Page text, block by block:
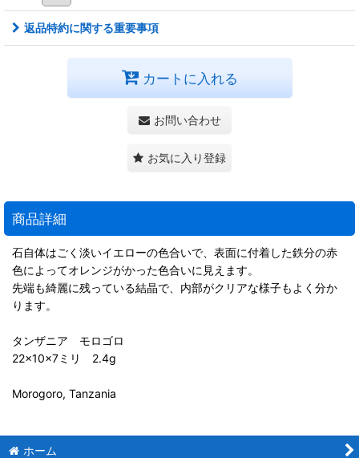
返品特約に関する重要事項
カートに入れる
お問い合わせ
お気に入り登録
商品詳細
石自体はごく淡いイエローの色合いで、表面に付着した鉄分の赤
色によってオレンジがかった色合いに見えます。
先端も綺麗に残っている結晶で、内部がクリアな様子もよく分か
ります。
タンザニア モロゴロ
22×10×7ミリ 2.4g
Morogoro, Tanzania
ホーム